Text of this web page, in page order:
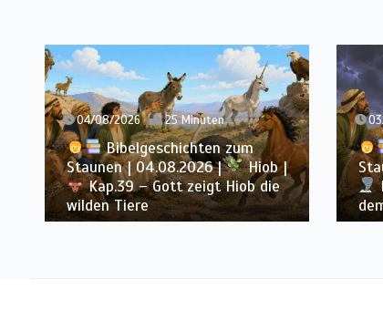
03/08/2026 34 Minuten
Bibelgeschichten zum
Staunen | 03.08.2026 |
Hiob |
Kap.38 – Gott antwortet aus
dem Sturm